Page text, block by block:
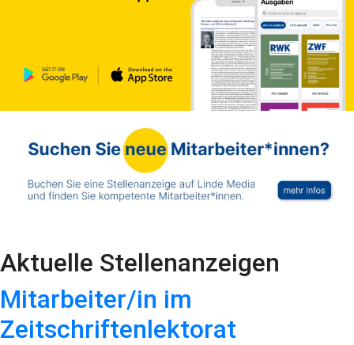
Aktuelle Stellenanzeigen
Mitarbeiter/in im
Zeitschriftenlektorat